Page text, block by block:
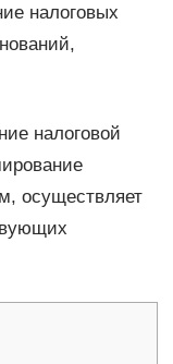
налоговых
налоговой
осуществляет